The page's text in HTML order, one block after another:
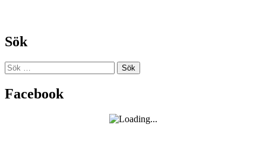
Sök
Sök
efter:
Facebook